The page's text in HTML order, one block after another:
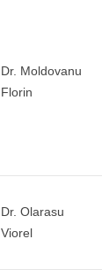
Dr. Moldovanu
Florin
Dr. Olarasu
Viorel